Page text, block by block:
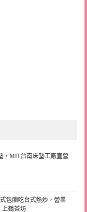
，MIT台南床墊工廠直營
包廂吃台式熱炒，營業
上鶴茶坊